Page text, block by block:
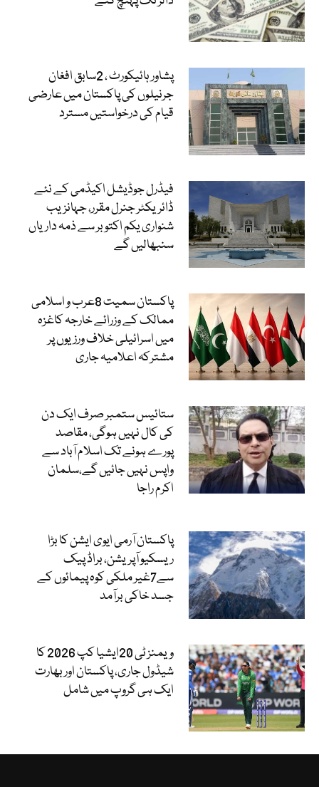
پشاور ہائیکورٹ ، 2سابق افغان
جرنیلوں کی پاکستان میں عارضی
قیام کی درخواستیں مسترد
فیڈرل جوڈیشل اکیڈمی کے نئے
ڈائریکٹر جنرل مقرر، جہانزیب
شنواری یکم اکتوبر سے ذمہ داریاں
سنبھالیں گے
پاکستان سمیت 8عرب و اسلامی
ممالک کے وزرائے خارجہ کاغزہ
میں اسرائیلی خلاف ورزیوں پر
مشترکہ اعلامیہ جاری
ستائیس ستمبر صرف ایک دن
کی کال نہیں ہوگی، مقاصد
پورے ہونے تک اسلام آباد سے
واپس نہیں جائیں گے،سلمان
اکرم راجا
پاکستان آرمی ایوی ایشن کا بڑا
ریسکیو آپریشن، براڈ پیک
سے7غیر ملکی کوہ پیمائوں کے
جسد خاکی برآمد
ویمنز ٹی 20ایشیا کپ 2026 کا
شیڈول جاری، پاکستان اور بھارت
ایک ہی گروپ میں شامل